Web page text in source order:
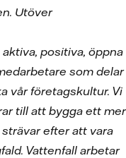
Utöver
positiva, öppna
som delar
vår företagskultur. Vi
till att bygga ett mer
efter att vara
Vattenfall arbetar